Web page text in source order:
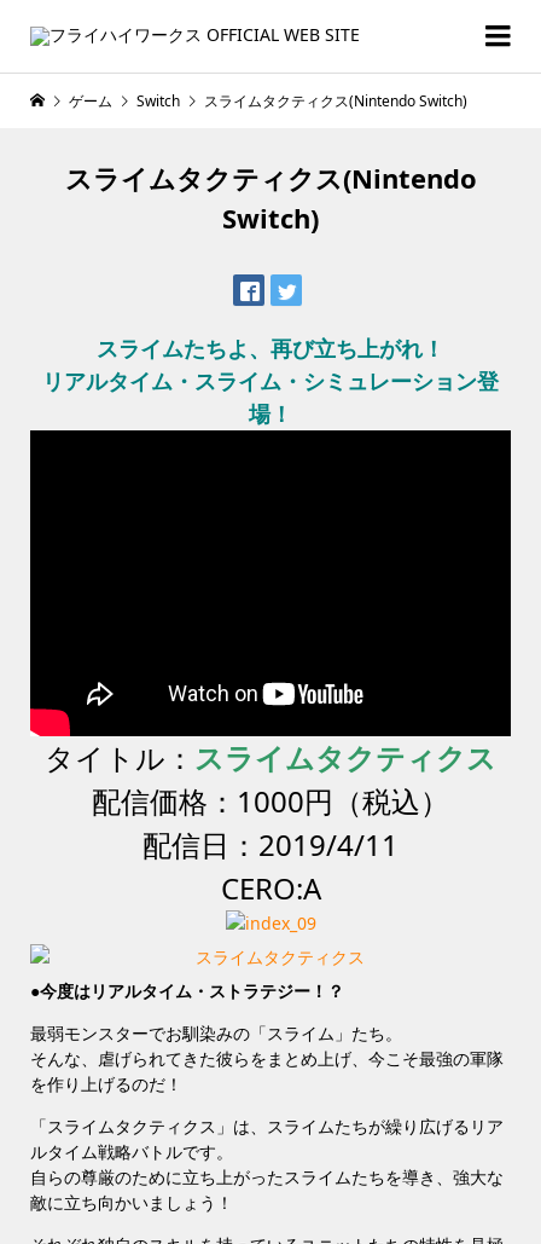
ゲーム Switch スライムタクティクス(Nintendo Switch)
スライムタクティクス(Nintendo
Switch)
スライムたちよ、再び立ち上がれ！
リアルタイム・スライム・シミュレーション登
場！
タイトル： スライムタクティクス
配信価格：1000円（税込）
配信日：2019/4/11
CERO:A
●今度はリアルタイム・ストラテジー！？
最弱モンスターでお馴染みの「スライム」たち。
そんな、虐げられてきた彼らをまとめ上げ、今こそ最強の軍隊
を作り上げるのだ！
「スライムタクティクス」は、スライムたちが繰り広げるリア
ルタイム戦略バトルです。
自らの尊厳のために立ち上がったスライムたちを導き、強大な
敵に立ち向かいましょう！